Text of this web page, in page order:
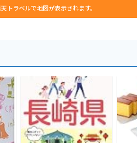
トラベルで地図が表示されます。